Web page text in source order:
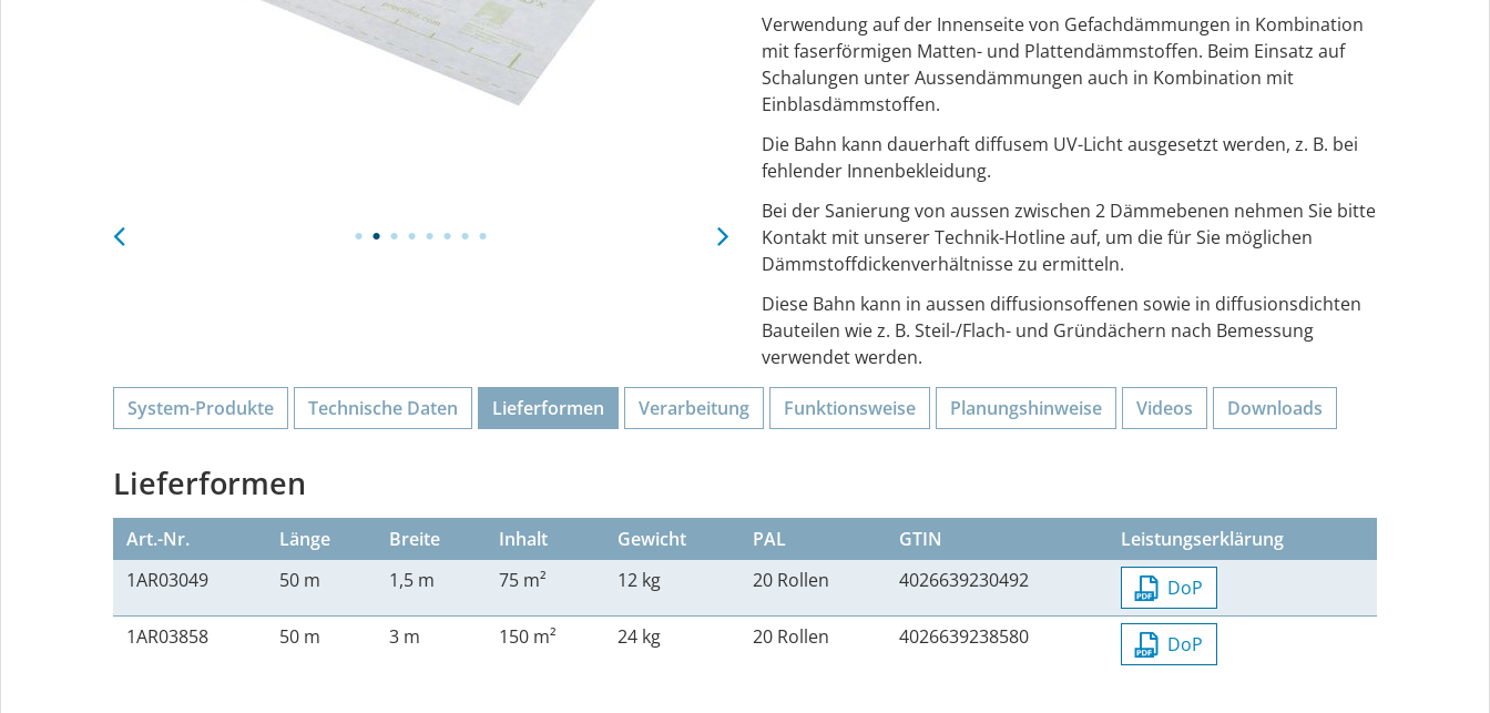
Verwendung auf der Innenseite von Gefachdämmungen in Kombination
mit faserförmigen Matten- und Plattendämmstoffen. Beim Einsatz auf
Schalungen unter Aussendämmungen auch in Kombination mit
Einblasdämmstoffen.
Die Bahn kann dauerhaft diffusem UV-Licht ausgesetzt werden, z. B. bei
fehlender Innenbekleidung.
Bei der Sanierung von aussen zwischen 2 Dämmebenen nehmen Sie bitte
Kontakt mit unserer Technik-Hotline auf, um die für Sie möglichen
Dämmstoffdickenverhältnisse zu ermitteln.
Diese Bahn kann in aussen diffusionsoffenen sowie in diffusionsdichten
Bauteilen wie z. B. Steil-/Flach- und Gründächern nach Bemessung
verwendet werden.
System-Produkte Technische Daten Lieferformen Verarbeitung Funktions­weise Planungs­hinweise Videos Downloads
Lieferformen
Art.-Nr. Länge Breite Inhalt Gewicht PAL GTIN
Leistungserklärung
1AR03049
50 m 1,5 m 75 m² 12 kg 20 Rollen 4026639230492
DoP
1AR03858
50 m 3 m 150 m² 24 kg 20 Rollen 4026639238580 DoP